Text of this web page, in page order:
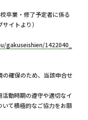
卒業・修了予定者に係る
イトより）
1422040_
確保のため、当該申合せ
動時期の遵守や適切なイ
いて積極的なご協力をお願